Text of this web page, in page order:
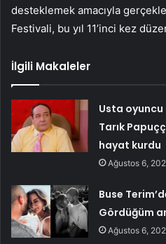
desteklemek amacıyla
Festivali, bu yıl 11’inci kez
İlgili Makaleler
Usta
Tarık
hayat kurdu
Ağustos 6,
Buse
Gördüğüm
Ağustos 6,